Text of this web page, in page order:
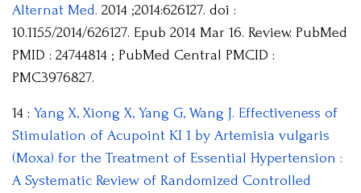
Alternat Med. 2014 ;2014:626127. doi :
10.1155/2014/626127. Epub 2014 Mar 16. Review. PubMed
PMID : 24744814 ; PubMed Central PMCID :
PMC3976827.
14 : Yang X, Xiong X, Yang G, Wang J. Effectiveness of
Stimulation of Acupoint KI 1 by Artemisia vulgaris
(Moxa) for the Treatment of Essential Hypertension :
A Systematic Review of Randomized Controlled